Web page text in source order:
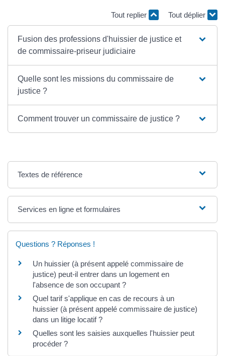
Tout replier Tout déplier
Fusion des professions d'huissier de justice et
de commissaire-priseur judiciaire
Quelle sont les missions du commissaire de
justice ?
Comment trouver un commissaire de justice ?
Textes de référence
Services en ligne et formulaires
Questions ? Réponses !
Un huissier (à présent appelé commissaire de
justice) peut-il entrer dans un logement en
l'absence de son occupant ?
Quel tarif s'applique en cas de recours à un
huissier (à présent appelé commissaire de justice)
dans un litige locatif ?
Quelles sont les saisies auxquelles l'huissier peut
procéder ?